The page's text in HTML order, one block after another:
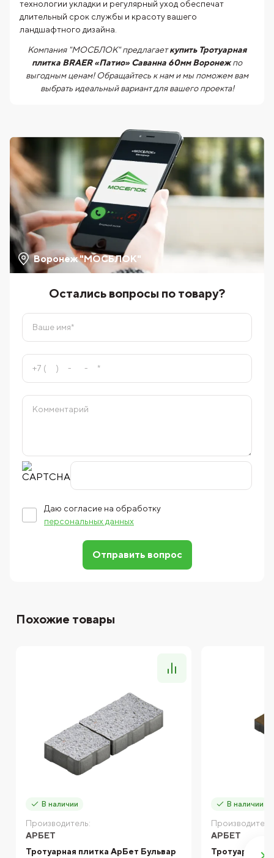
технологии укладки и регулярный уход обеспечат
длительный срок службы и красоту вашего
ландшафтного дизайна.
Компания "МОСБЛОК" предлагаеткупить Тротуарная
плитка BRAER «Патио» Саванна 60мм Воронежпо
выгодным ценам! Обращайтесь к нам и мы поможем вам
выбрать идеальный вариант для вашего проекта!
Воронеж "МОСБЛОК"
Остались вопросы по товару?
Даю согласие на обработку
персональных данных
Отправить вопрос
Похожие товары
В наличии
Производитель:
АРБЕТ
Тротуарная плитка АрБет Бульвар
В наличии
АРБЕТ
Тротуарная